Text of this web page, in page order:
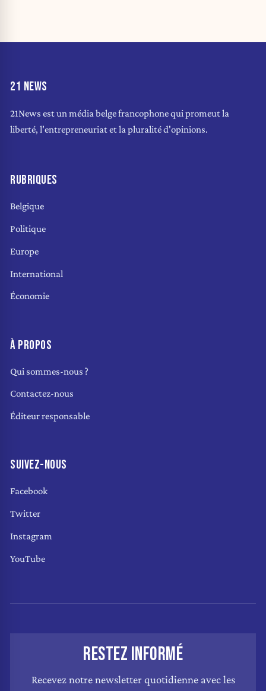
21 NEWS
21News est un média belge francophone qui promeut la
liberté, l'entrepreneuriat et la pluralité d'opinions.
RUBRIQUES
Belgique
Politique
Europe
International
Économie
À PROPOS
Qui sommes-nous ?
Contactez-nous
Éditeur responsable
SUIVEZ-NOUS
Facebook
Twitter
Instagram
YouTube
RESTEZ INFORMÉ
Recevez notre newsletter quotidienne avec les